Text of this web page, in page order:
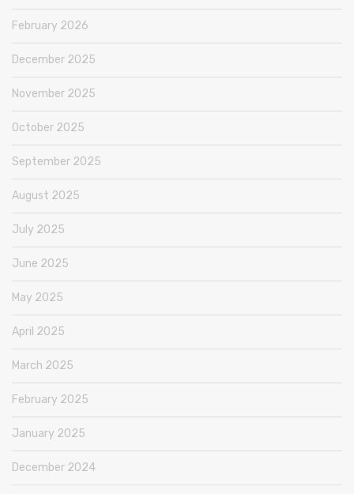
February 2026
December 2025
November 2025
October 2025
September 2025
August 2025
July 2025
June 2025
May 2025
April 2025
March 2025
February 2025
January 2025
December 2024